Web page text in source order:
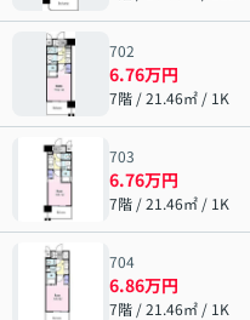
702
6.76万円
7階 / 21.46㎡ / 1K
703
6.76万円
7階 / 21.46㎡ / 1K
704
6.86万円
7階 / 21.46㎡ / 1K